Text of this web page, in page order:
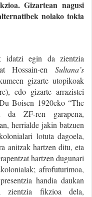
Gizartean nagusi
nolako tokia
idatzi egin da zientzia
Hossain-en Sultana’s
gizarte utopikoak
edo gizarte arrazistei
Boisen 1920eko “The
da ZF-ren garapena,
herrialde jakin batzuen
lotuta dagoela,
anitzak hartzen ditu, eta
hartzen dugunari
afrofuturimoa,
handia daukan
zientzia fikzioa dela,